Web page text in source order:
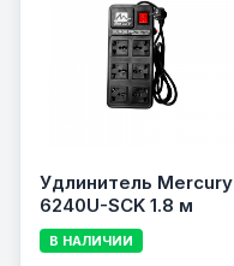
Удлинитель Mercury
6240U-SCK 1.8 м
В НАЛИЧИИ